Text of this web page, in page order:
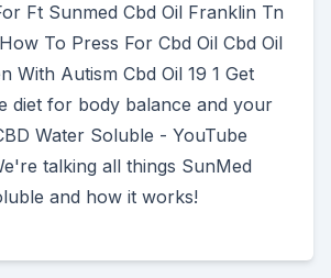
Ft Sunmed Cbd Oil Franklin Tn
To Press For Cbd Oil Cbd Oil
With Autism Cbd Oil 19 1 Get
diet for body balance and your
Water Soluble - YouTube
talking all things SunMed
and how it works!